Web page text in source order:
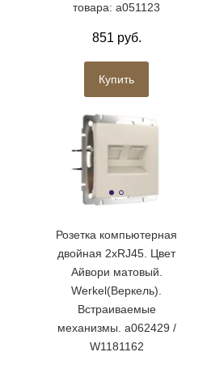
товара: a051123
851 руб.
Купить
Розетка компьютерная
двойная 2хRJ45. Цвет
Айвори матовый.
Werkel(Веркель).
Встраиваемые
механизмы. a062429 /
W1181162